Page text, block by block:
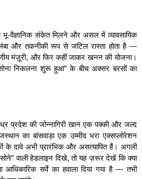
भू-वैज्ञानिक संकेत मिलने और असल में व्यावसायिक
और तकनीकी रूप से जटिल रास्ता होता है —
मंज़ूरी, और फिर कहीं जाकर खनन की योजना।
निकलना शुरू हुआ” के बीच अक्सर बरसों का
प्रदेश की जोन्नागिरी खान एक पक्की और जल्द
का बांसवाड़ा एक उम्मीद भरा एक्सप्लोरेशन
के दावे अभी प्रारंभिक और असत्यापित हैं। अगली
वाली हेडलाइन दिखे, तो यह ज़रूर देखें कि क्या
आधिकारिक सर्वे का हवाला दिया गया है — तभी